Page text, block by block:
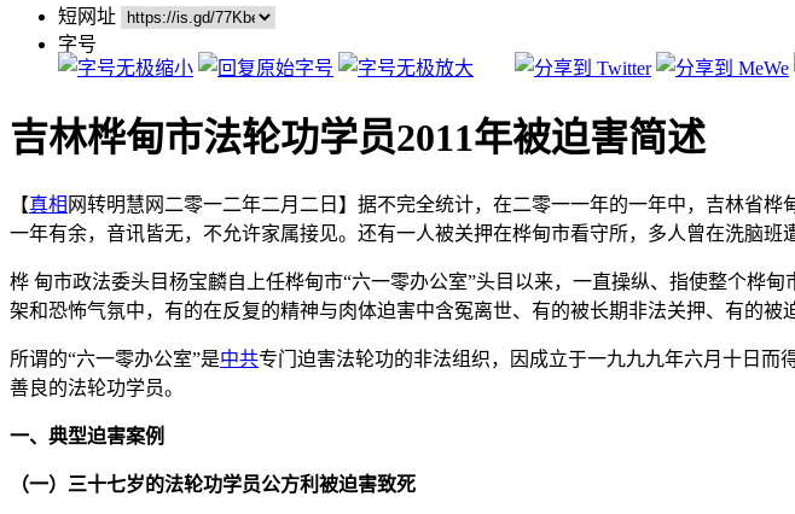
短网址
字号
吉林桦甸市法轮功学员2011年被迫害简述
【真相 网转明慧网二零一二年二月二日】据不完全统计，在二零一一年的一年中，吉林省桦
一年有余，音讯皆无，不允许家属接见。还有一人被关押在桦甸市看守所，多人曾在洗脑班
桦 甸市政法委头目杨宝麟自上任桦甸市“六一零办公室”头目以来，一直操纵、指使整个桦甸
架和恐怖气氛中，有的在反复的精神与肉体迫害中含冤离世、有的被长期非法关押、有的
所谓的“六一零办公室”是中共专门迫害法轮功的非法组织，因成立于一九九九年六月十日
善良的法轮功学员。
一、典型迫害案例
（一）三十七岁的法轮功学员公方利被迫害致死